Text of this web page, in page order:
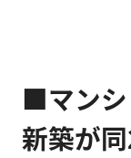
■マンシ
新築が